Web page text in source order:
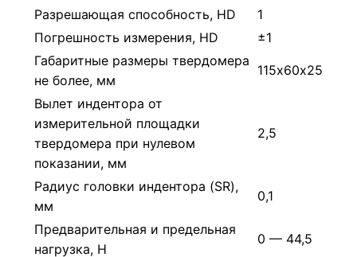
Разрешающая способность, НD
1
Погрешность измерения, НD
±1
Габаритные размеры твердомера
не более, мм
115х60х25
Вылет индентора от
измерительной площадки
твердомера при нулевом
показании, мм
2,5
Радиус головки индентора (SR),
мм
0,1
Предварительная и предельная
нагрузка, Н
0 — 44,5